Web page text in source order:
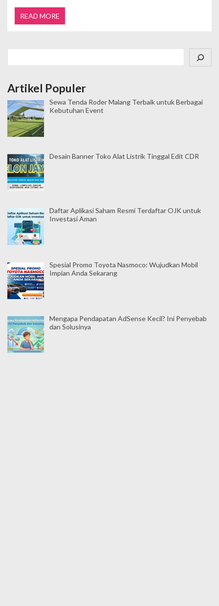
READ MORE
Artikel Populer
Sewa Tenda Roder Malang Terbaik untuk Berbagai
Kebutuhan Event
Desain Banner Toko Alat Listrik Tinggal Edit CDR
Daftar Aplikasi Saham Resmi Terdaftar OJK untuk
Investasi Aman
Spesial Promo Toyota Nasmoco: Wujudkan Mobil
Impian Anda Sekarang
Mengapa Pendapatan AdSense Kecil? Ini Penyebab
dan Solusinya